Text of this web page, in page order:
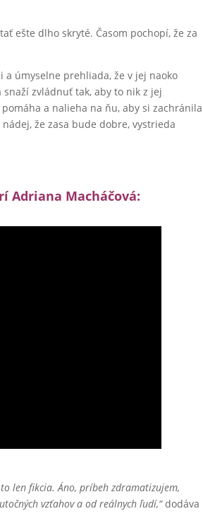
ešte dlho skryté. Časom pochopí, že za
úmyselne prehliada, že v jej naoko
zvládnuť tak, aby to nik z jej
a nalieha na ňu, aby si zachránila
že zasa bude dobre, vystrieda
Adriana Macháčová:
len fikcia. Áno, príbeh zdramatizujem,
vzťahov a od reálnych ľudí,“dodáva